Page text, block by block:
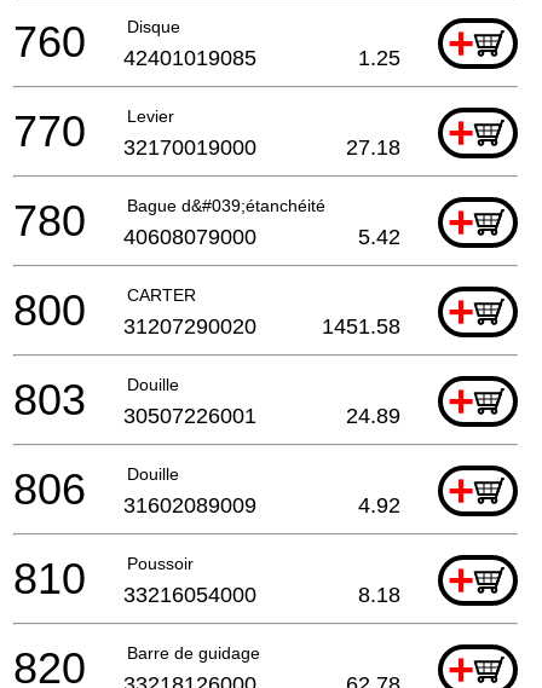
Disque +
760 42401019085 1.25
Levier +
770 32170019000 27.18
Bague d&#039;étanchéité +
780 40608079000 5.42
CARTER +
800 31207290020 1451.58
Douille +
803 30507226001 24.89
Douille +
806 31602089009 4.92
Poussoir +
810 33216054000 8.18
Barre de guidage +
820